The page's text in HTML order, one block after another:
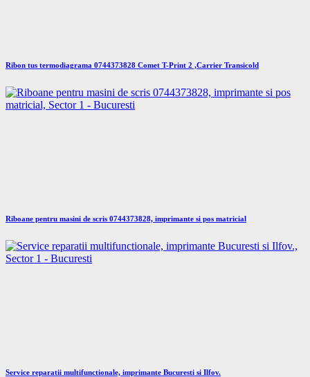
Ribon tus termodiagrama 0744373828 Comet T-Print 2 ,Carrier Transicold
Riboane pentru masini de scris 0744373828, imprimante si pos matricial
Service reparatii multifunctionale, imprimante Bucuresti si Ilfov.